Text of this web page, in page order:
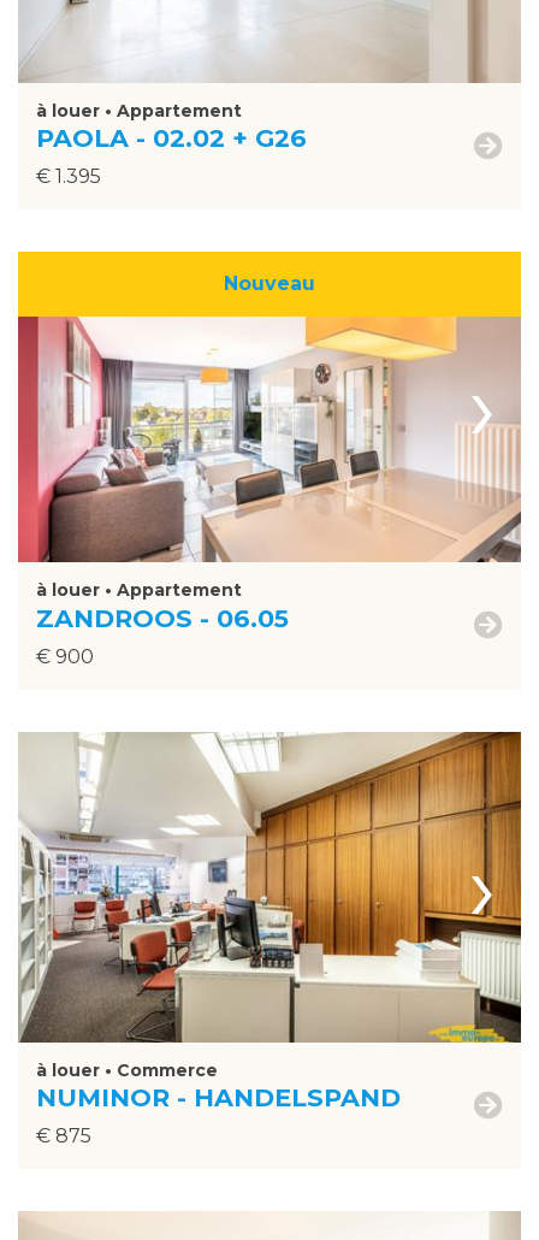
à louer • Appartement
PAOLA - 02.02 + G26
€ 1.395
Nouveau
›
à louer • Appartement
ZANDROOS - 06.05
€ 900
›
à louer • Commerce
NUMINOR - HANDELSPAND
€ 875